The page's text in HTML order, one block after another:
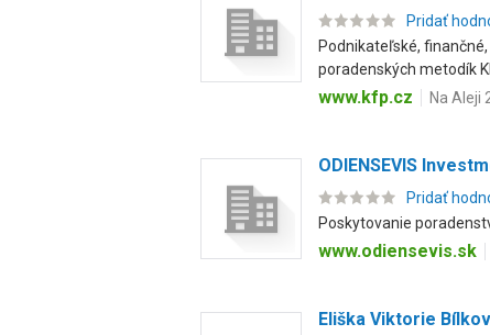
Pridať
Podnikateľské,
poradenských metodík
www.kfp.cz Na Aleji
ODIENSEVIS
Pridať
Poskytovanie
www.odiensevis.sk
Eliška Viktorie